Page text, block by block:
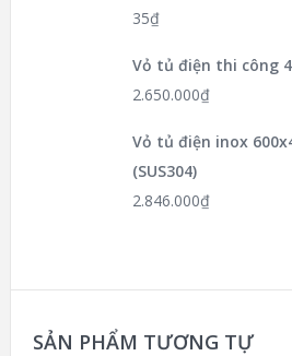
35₫
Vỏ tủ điện thi công
2.650.000₫
Vỏ tủ điện inox
(SUS304)
2.846.000₫
SẢN PHẨM TƯƠNG TỰ